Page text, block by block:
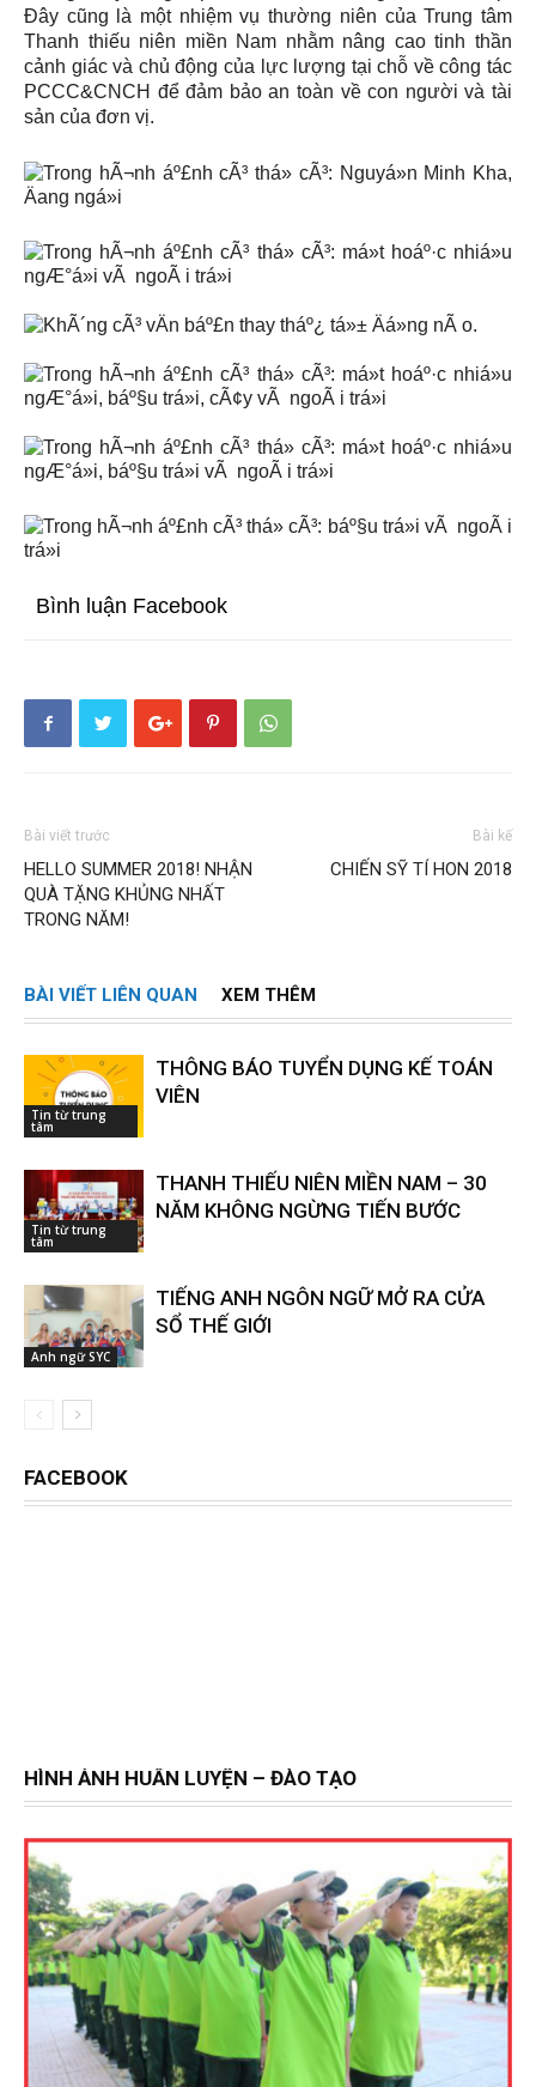
Đây cũng là một nhiệm vụ thường niên của Trung tâm
Thanh thiếu niên miền Nam nhằm nâng cao tinh thần
cảnh giác và chủ động của lực lượng tại chỗ về công tác
PCCC&CNCH để đảm bảo an toàn về con người và tài
sản của đơn vị.
Bình luận Facebook
Bài viết trước
HELLO SUMMER 2018! NHẬN
QUÀ TẶNG KHỦNG NHẤT
TRONG NĂM!
Bài kế
CHIẾN SỸ TÍ HON 2018
BÀI VIẾT LIÊN QUAN XEM THÊM
Tin từ trung
tâm
THÔNG BÁO TUYỂN DỤNG KẾ TOÁN
VIÊN
Tin từ trung
tâm
THANH THIẾU NIÊN MIỀN NAM – 30
NĂM KHÔNG NGỪNG TIẾN BƯỚC
Anh ngữ SYC
TIẾNG ANH NGÔN NGỮ MỞ RA CỬA
SỔ THẾ GIỚI
FACEBOOK
HÌNH ẢNH HUẤN LUYỆN – ĐÀO TẠO